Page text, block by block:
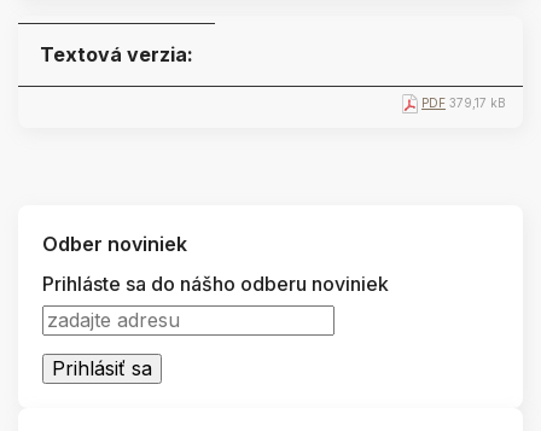
Textová verzia:
PDF 379,17 kB
Odber noviniek
Prihláste sa do nášho odberu noviniek